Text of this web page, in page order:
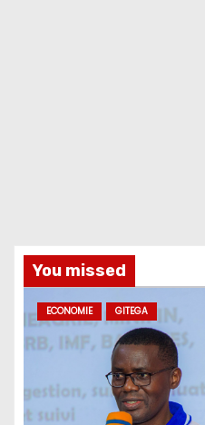
You missed
ECONOMIE GITEGA